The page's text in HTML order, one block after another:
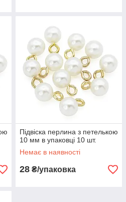
Підвіска перлина з петелькою
10 мм в упаковці 10 шт.
Немає в наявності
28 ₴/упаковка